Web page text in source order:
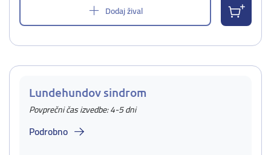
Dodaj žival
Lundehundov sindrom
Povprečni čas izvedbe: 4-5 dni
Podrobno